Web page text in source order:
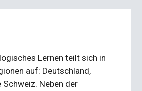
Lernen teilt sich in
auf: Deutschland,
Neben der